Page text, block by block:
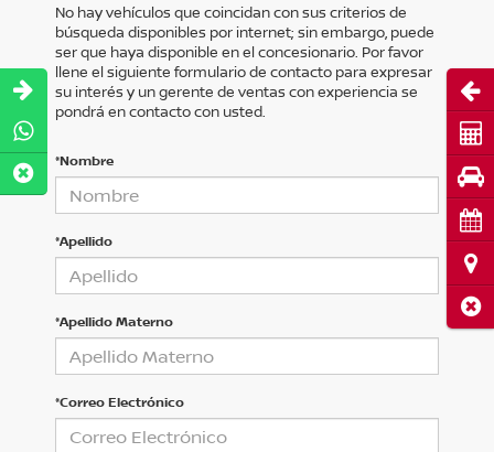
No hay vehículos que coincidan con sus criterios de
búsqueda disponibles por internet; sin embargo, puede
ser que haya disponible en el concesionario. Por favor
llene el siguiente formulario de contacto para expresar
su interés y un gerente de ventas con experiencia se
pondrá en contacto con usted.
*Nombre
*Apellido
*Apellido Materno
*Correo Electrónico